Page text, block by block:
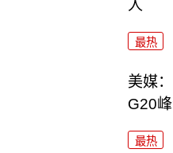
人
最热
美媒
G20
最热